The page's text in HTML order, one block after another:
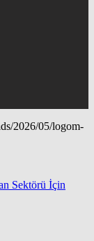
2026/05/logom-
Sektörü İçin